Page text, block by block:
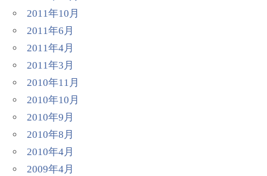
2011年10月
2011年6月
2011年4月
2011年3月
2010年11月
2010年10月
2010年9月
2010年8月
2010年4月
2009年4月